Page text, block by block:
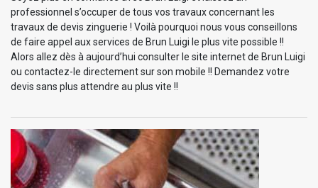
professionnel s’occuper de tous vos travaux concernant les
travaux de devis zinguerie ! Voilà pourquoi nous vous conseillons
de faire appel aux services de Brun Luigi le plus vite possible !!
Alors allez dès à aujourd’hui consulter le site internet de Brun Luigi
ou contactez-le directement sur son mobile !! Demandez votre
devis sans plus attendre au plus vite !!